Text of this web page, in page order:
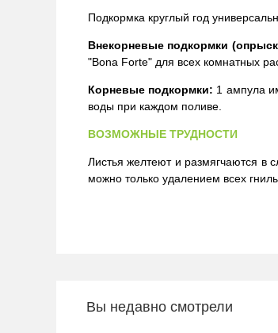
Подкормка круглый год
Внекорневые подкормки
"Bona Forte" для всех комнатных
Корневые подкормки: 1 ампула
воды при каждом поливе.
ВОЗМОЖНЫЕ ТРУДНОСТИ
Листья желтеют и размягчаются в
можно только удалением всех
Вы недавно смотрели